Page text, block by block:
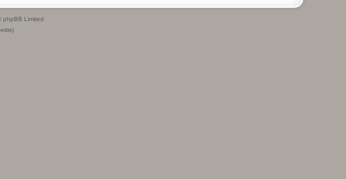
phpBB Limited